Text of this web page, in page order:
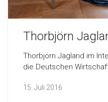
Thorbjörn
Thorbjörn Jagland im
die Deutschen
15. Juli 2016